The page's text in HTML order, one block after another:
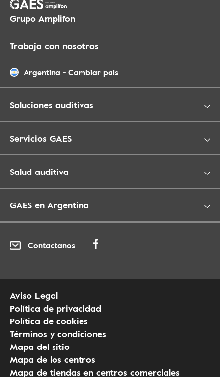
Grupo Amplifon
Trabaja con nosotros
Argentina - Cambiar país
Soluciones auditivas
Servicios GAES
Salud auditiva
GAES en Argentina
Contactanos
Aviso Legal
Política de privacidad
Política de cookies
Términos y condiciones
Mapa del sitio
Mapa de los centros
Mapa de tiendas en centros comerciales